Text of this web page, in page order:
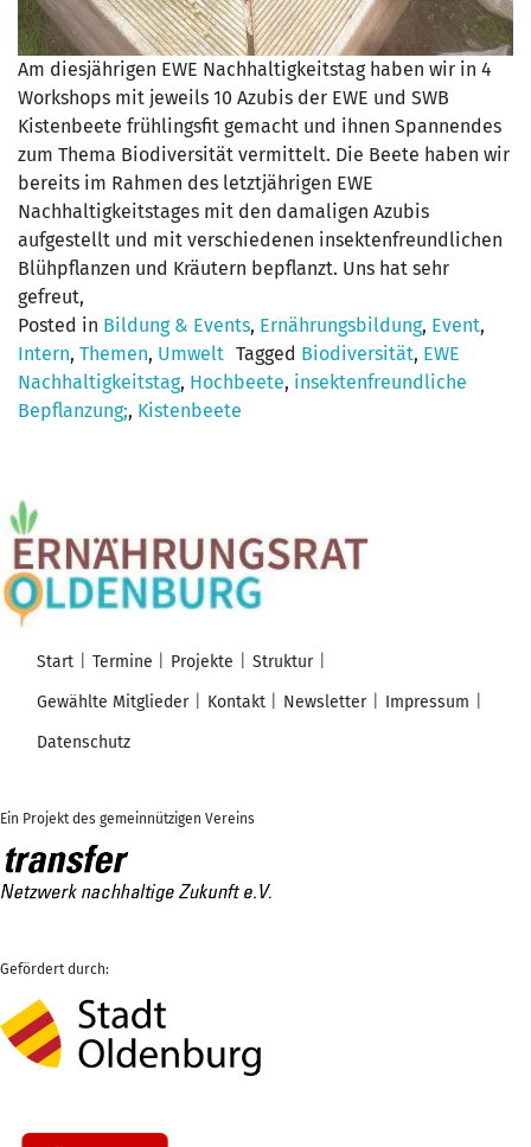
Am diesjährigen EWE Nachhaltigkeitstag haben wir in 4
Workshops mit jeweils 10 Azubis der EWE und SWB
Kistenbeete frühlingsfit gemacht und ihnen Spannendes
zum Thema Biodiversität vermittelt. Die Beete haben wir
bereits im Rahmen des letztjährigen EWE
Nachhaltigkeitstages mit den damaligen Azubis
aufgestellt und mit verschiedenen insektenfreundlichen
Blühpflanzen und Kräutern bepflanzt. Uns hat sehr
gefreut,
Posted in Bildung & Events, Ernährungsbildung, Event,
Intern, Themen, Umwelt Tagged Biodiversität, EWE
Nachhaltigkeitstag, Hochbeete, insektenfreundliche
Bepflanzung;, Kistenbeete
Start Termine Projekte
Struktur
Gewählte Mitglieder
Kontakt Newsletter
Impressum
Datenschutz
Ein Projekt des gemeinnützigen Vereins
Gefördert durch: